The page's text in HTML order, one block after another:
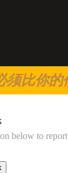
须比你的
below to